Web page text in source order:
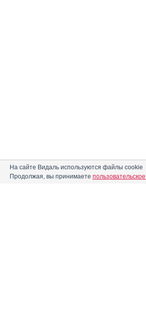
На сайте Видаль используются файлы cookie
Продолжая, вы принимаете